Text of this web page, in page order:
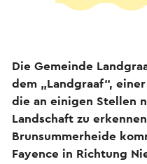
Die Gemeinde
dem „Landgraaf“,
die an einigen Stellen
Landschaft zu
Brunsummerheide
Fayence in Richtung